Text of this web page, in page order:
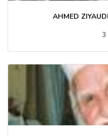
AHMED
3